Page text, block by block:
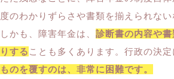
度のわかりずらさや書類を揃えられな
しかも、障害年金は、 診断書の内容や
りする ことも多くあります。行政の決
ものを覆すのは、非常に困難です。